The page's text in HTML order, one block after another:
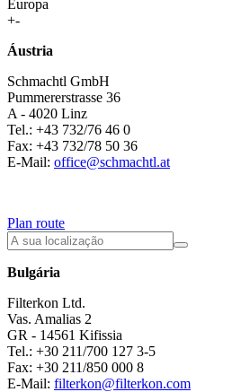
Europa
+-
Áustria
Schmachtl GmbH
Pummererstrasse 36
A - 4020 Linz
Tel.: +43 732/76 46 0
Fax: +43 732/78 50 36
E-Mail: office@schmachtl.at
Plan route
Bulgária
Filterkon Ltd.
Vas. Amalias 2
GR - 14561 Kifissia
Tel.: +30 211/700 127 3-5
Fax: +30 211/850 000 8
E-Mail: filterkon@filterkon.com